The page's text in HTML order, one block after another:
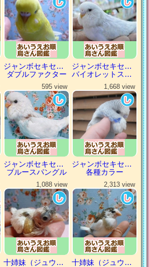
ジャンボセキセイインコ
ダブルファクター
ジャンボセキセイインコ
バイオレットスパングル
595 view
ジャンボセキセイインコ
ブルースパングル
1,668 view
ジャンボセキセイインコ
各種カラー
1,088 view
十姉妹（ジュウシマツ）
2,313 view
十姉妹（ジュウシマツ）